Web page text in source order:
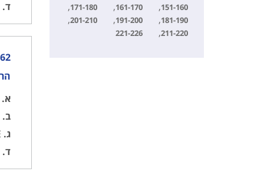
ד.
א.
ב.
ג.
ד.
151-160
161-170
171-180
181-190
191-200
201-210
211-220
221-226